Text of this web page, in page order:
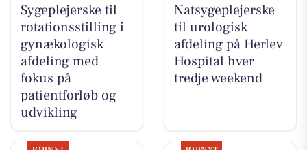
Sygeplejerske til
rotationsstilling i
gynækologisk
afdeling med
fokus på
patientforløb og
udvikling
Natsygeplejerske
til urologisk
afdeling på Herlev
Hospital hver
tredje weekend